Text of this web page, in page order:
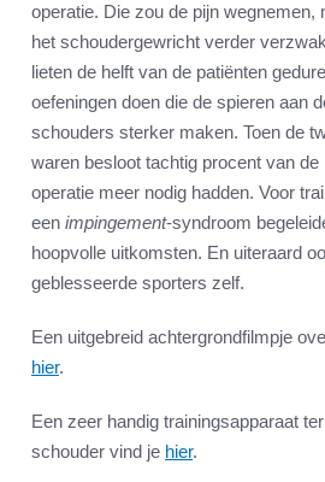
operatie. Die zou de pijn wegnemen,
het schoudergewricht verder
lieten de helft van de patiënten
oefeningen doen die de spieren aan
schouders sterker maken. Toen de
waren besloot tachtig procent van de
operatie meer nodig hadden. Voor
een impingement-syndroom
hoopvolle uitkomsten. En uiteraard
geblesseerde sporters zelf.
Een uitgebreid achtergrondfilmpje
hier.
Een zeer handig trainingsapparaat
schouder vind je hier.